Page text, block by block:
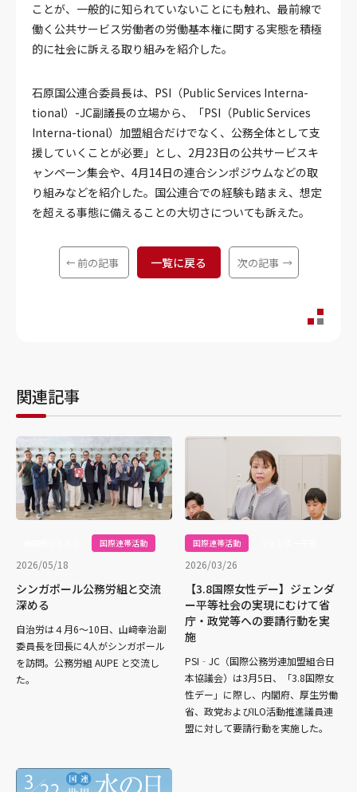
ことが、一般的に知られていないことにも触れ、最前線で
働く公共サービス労働者の労働基本権に関する実態を積極
的に社会に訴える取り組みを紹介した。
石原国公連合委員長は、PSI（Public Services Interna-
tional）-JC副議長の立場から、「PSI（Public Services
Interna-tional）加盟組合だけでなく、公務全体として支
援していくことが必要」とし、2月23日の公共サービスキ
ャンペーン集会や、4月14日の連合シンポジウムなどの取
り組みなどを紹介した。国公連合での経験も踏まえ、想定
を超える事態に備えることの大切さについても訴えた。
前の記事 一覧に戻る 次の記事
関連記事
国際連帯活動
2026/05/18
シンガポール公務労組と交流
深める
自治労は４月6〜10日、山﨑幸治副
委員長を団長に4人がシンガポール
を訪問。公務労組 AUPE と交流し
た。
国際連帯活動
2026/03/26
【3.8国際女性デー】ジェンダ
ー平等社会の実現にむけて省
庁・政党等への要請行動を実
施
PSI‐JC（国際公務労連加盟組合日
本協議会）は3月5日、「3.8国際女
性デー」に際し、内閣府、厚生労働
省、政党およびILO活動推進議員連
盟に対して要請行動を実施した。